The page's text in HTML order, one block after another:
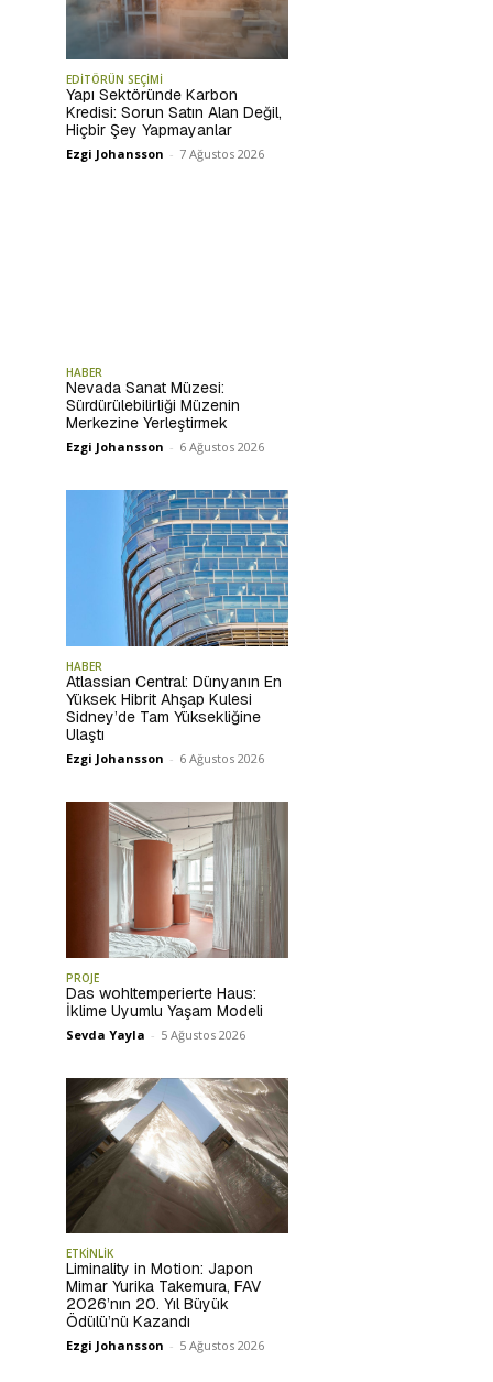
EDİTÖRÜN SEÇİMİ
Yapı Sektöründe Karbon
Kredisi: Sorun Satın Alan Değil,
Hiçbir Şey Yapmayanlar
Ezgi Johansson - 7 Ağustos 2026
HABER
Nevada Sanat Müzesi:
Sürdürülebilirliği Müzenin
Merkezine Yerleştirmek
Ezgi Johansson - 6 Ağustos 2026
HABER
Atlassian Central: Dünyanın En
Yüksek Hibrit Ahşap Kulesi
Sidney’de Tam Yüksekliğine
Ulaştı
Ezgi Johansson - 6 Ağustos 2026
PROJE
Das wohltemperierte Haus:
İklime Uyumlu Yaşam Modeli
Sevda Yayla - 5 Ağustos 2026
ETKİNLİK
Liminality in Motion: Japon
Mimar Yurika Takemura, FAV
2026’nın 20. Yıl Büyük
Ödülü’nü Kazandı
Ezgi Johansson - 5 Ağustos 2026